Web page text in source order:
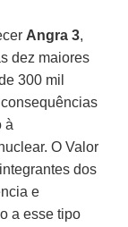
Angra 3,
dez maiores
300 mil
à
O Valor
dos
e
a esse tipo